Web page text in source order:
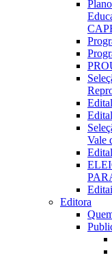
Vale
Editora